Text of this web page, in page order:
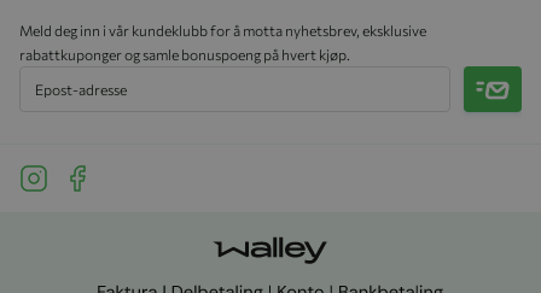
Meld deg inn i vår kundeklubb for å motta nyhetsbrev, eksklusive
rabattkuponger og samle bonuspoeng på hvert kjøp.
Meld
See our Instagram
See our Facebook